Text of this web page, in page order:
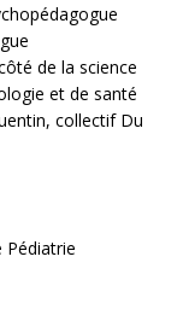
de la science
et de santé
collectif Du
Pédiatrie